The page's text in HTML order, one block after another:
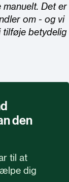
Det er
om - og vi
tilføje betydelig
den
til at
dig